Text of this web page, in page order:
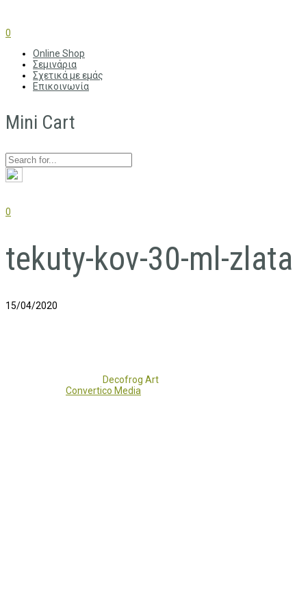
0
Online Shop
Σεμινάρια
Σχετικά με εμάς
Επικοινωνία
Mini Cart
0
tekuty-kov-30-ml-zlata
15/04/2020
Decofrog Art
Convertico Media